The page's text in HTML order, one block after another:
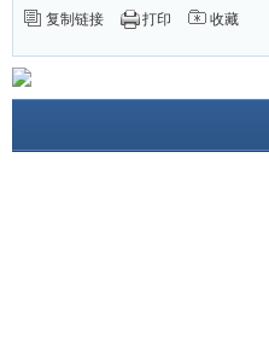
复制链接 打印 收藏